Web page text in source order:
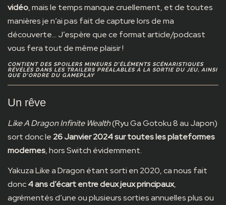
vidéo, mais le temps manque cruellement, et de toutes
manières je n’ai pas fait de capture lors de ma
découverte… J’espère que ce format article/podcast
vous fera tout de même plaisir !
CONTIENT DES SPOILERS MINEURS D’ÉLÉMENTS SCÉNARISTIQUES
RÉVÉLÉS DANS LES TRAILERS PRÉALABLES À LA SORTIE DU JEU, AINSI
QUE D’ORDRE DU GAMEPLAY
Un rêve
Like A Dragon Infinite Wealth(Ryu Ga Gotoku 8 au Japon)
sort donc le 26 Janvier 2024 sur toutes les plateformes
modernes, hors Switch évidemment.
Yakuza Like a Dragon étant sorti en 2020, ca nous fait
donc4 ans d’écart entre deux jeux principaux,
agrémentés d’une ou plusieurs sorties annuelles plus ou